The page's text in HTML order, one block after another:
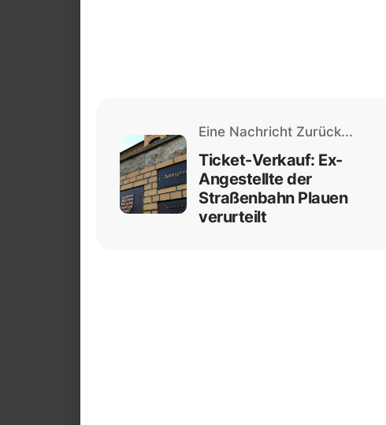
Eine Nachricht Zurück...
Ticket-Verkauf: Ex-
Angestellte der
Straßenbahn Plauen
verurteilt